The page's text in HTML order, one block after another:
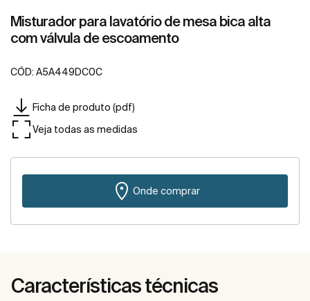
Misturador para lavatório de mesa bica alta
com válvula de escoamento
CÓD: A5A449DC0C
Ficha de produto (pdf)
Veja todas as medidas
Onde comprar
Características técnicas